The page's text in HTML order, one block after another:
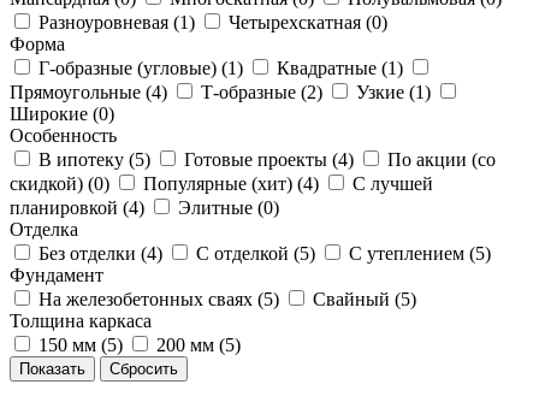
Разноуровневая (1) Четырехскатная (0)
Форма
Г-образные (угловые) (1) Квадратные (1)
Прямоугольные (4) Т-образные (2) Узкие (1)
Широкие (0)
Особенность
В ипотеку (5) Готовые проекты (4)
По акции (со
скидкой) (0) Популярные (хит) (4)
С лучшей
планировкой (4) Элитные (0)
Отделка
Без отделки (4) С отделкой (5) С утеплением (5)
Фундамент
На железобетонных сваях (5) Свайный (5)
Толщина каркаса
150 мм (5) 200 мм (5)